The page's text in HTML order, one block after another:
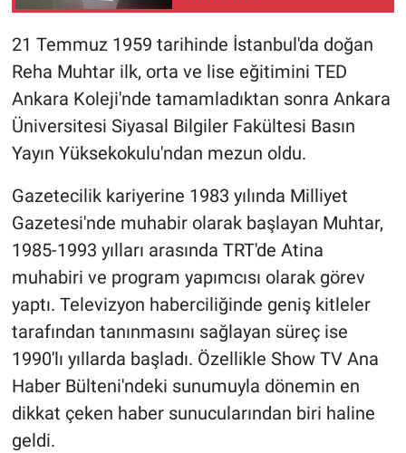
21 Temmuz 1959 tarihinde İstanbul'da doğan
Reha Muhtar ilk, orta ve lise eğitimini TED
Ankara Koleji'nde tamamladıktan sonra Ankara
Üniversitesi Siyasal Bilgiler Fakültesi Basın
Yayın Yüksekokulu'ndan mezun oldu.
Gazetecilik kariyerine 1983 yılında Milliyet
Gazetesi'nde muhabir olarak başlayan Muhtar,
1985-1993 yılları arasında TRT'de Atina
muhabiri ve program yapımcısı olarak görev
yaptı. Televizyon haberciliğinde geniş kitleler
tarafından tanınmasını sağlayan süreç ise
1990'lı yıllarda başladı. Özellikle Show TV Ana
Haber Bülteni'ndeki sunumuyla dönemin en
dikkat çeken haber sunucularından biri haline
geldi.